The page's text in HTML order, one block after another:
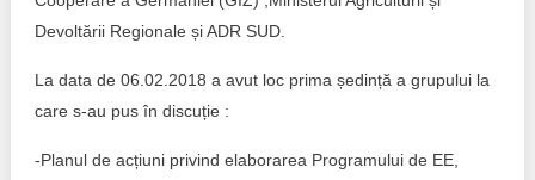
Cele mai bune și cele mai proaste politici locale din
Democrația, independența și transparența instituțiilor
Devoltării Regionale și ADR SUD.
La data de 06.02.2018 a avut loc prima ședință a grupului la
care s-au pus în discuție :
-Planul de acțiuni privind elaborarea Programului de EE,